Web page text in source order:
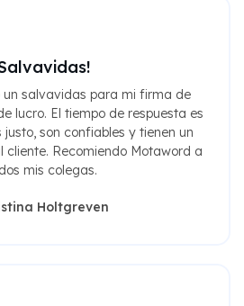
un salvavidas para mi firma de
lucro. El tiempo de respuesta es
justo, son confiables y tienen un
cliente. Recomiendo Motaword a
mis colegas.
Holtgreven